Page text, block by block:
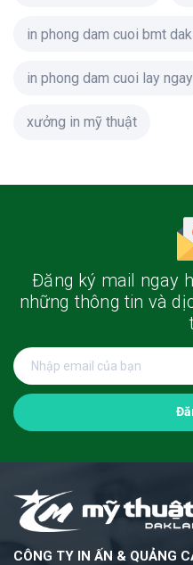
in phong dam cuoi bmt
in phong dam cuoi lay ngay
xưởng in mỹ thuật
Đăng ký mail ngay
những thông tin và
CÔNG TY IN ẤN & QUẢNG